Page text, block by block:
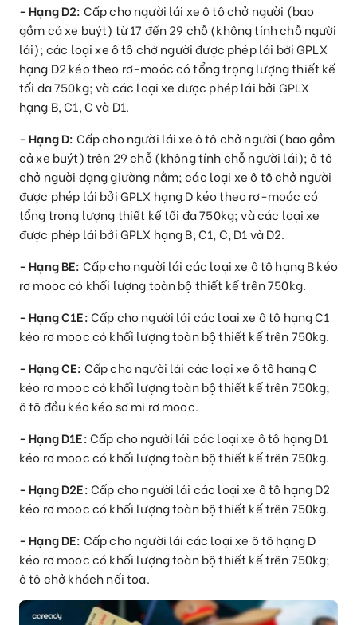
- Hạng D2: Cấp cho người lái xe ô tô chở người (bao
gồm cả xe buýt) từ 17 đến 29 chỗ (không tính chỗ người
lái); các loại xe ô tô chở người được phép lái bởi GPLX
hạng D2 kéo theo rơ-moóc có tổng trọng lượng thiết kế
tối đa 750kg; và các loại xe được phép lái bởi GPLX
hạng B, C1, C và D1.
- Hạng D: Cấp cho người lái xe ô tô chở người (bao gồm
cả xe buýt) trên 29 chỗ (không tính chỗ người lái); ô tô
chở người dạng giường nằm; các loại xe ô tô chở người
được phép lái bởi GPLX hạng D kéo theo rơ-moóc có
tổng trọng lượng thiết kế tối đa 750kg; và các loại xe
được phép lái bởi GPLX hạng B, C1, C, D1 và D2.
- Hạng BE: Cấp cho người lái các loại xe ô tô hạng B kéo
rơ mooc có khối lượng toàn bộ thiết kế trên 750kg.
- Hạng C1E:Cấp cho người lái các loại xe ô tô hạng C1
kéo rơ mooc có khối lượng toàn bộ thiết kế trên 750kg.
- Hạng CE: Cấp cho người lái các loại xe ô tô hạng C
kéo rơ mooc có khối lượng toàn bộ thiết kế trên 750kg;
ô tô đầu kéo kéo sơ mi rơ mooc.
- Hạng D1E:Cấp cho người lái các loại xe ô tô hạng D1
kéo rơ mooc có khối lượng toàn bộ thiết kế trên 750kg.
- Hạng D2E:Cấp cho người lái các loại xe ô tô hạng D2
kéo rơ mooc có khối lượng toàn bộ thiết kế trên 750kg.
- Hạng DE: Cấp cho người lái các loại xe ô tô hạng D
kéo rơ mooc có khối lượng toàn bộ thiết kế trên 750kg;
ô tô chở khách nối toa.